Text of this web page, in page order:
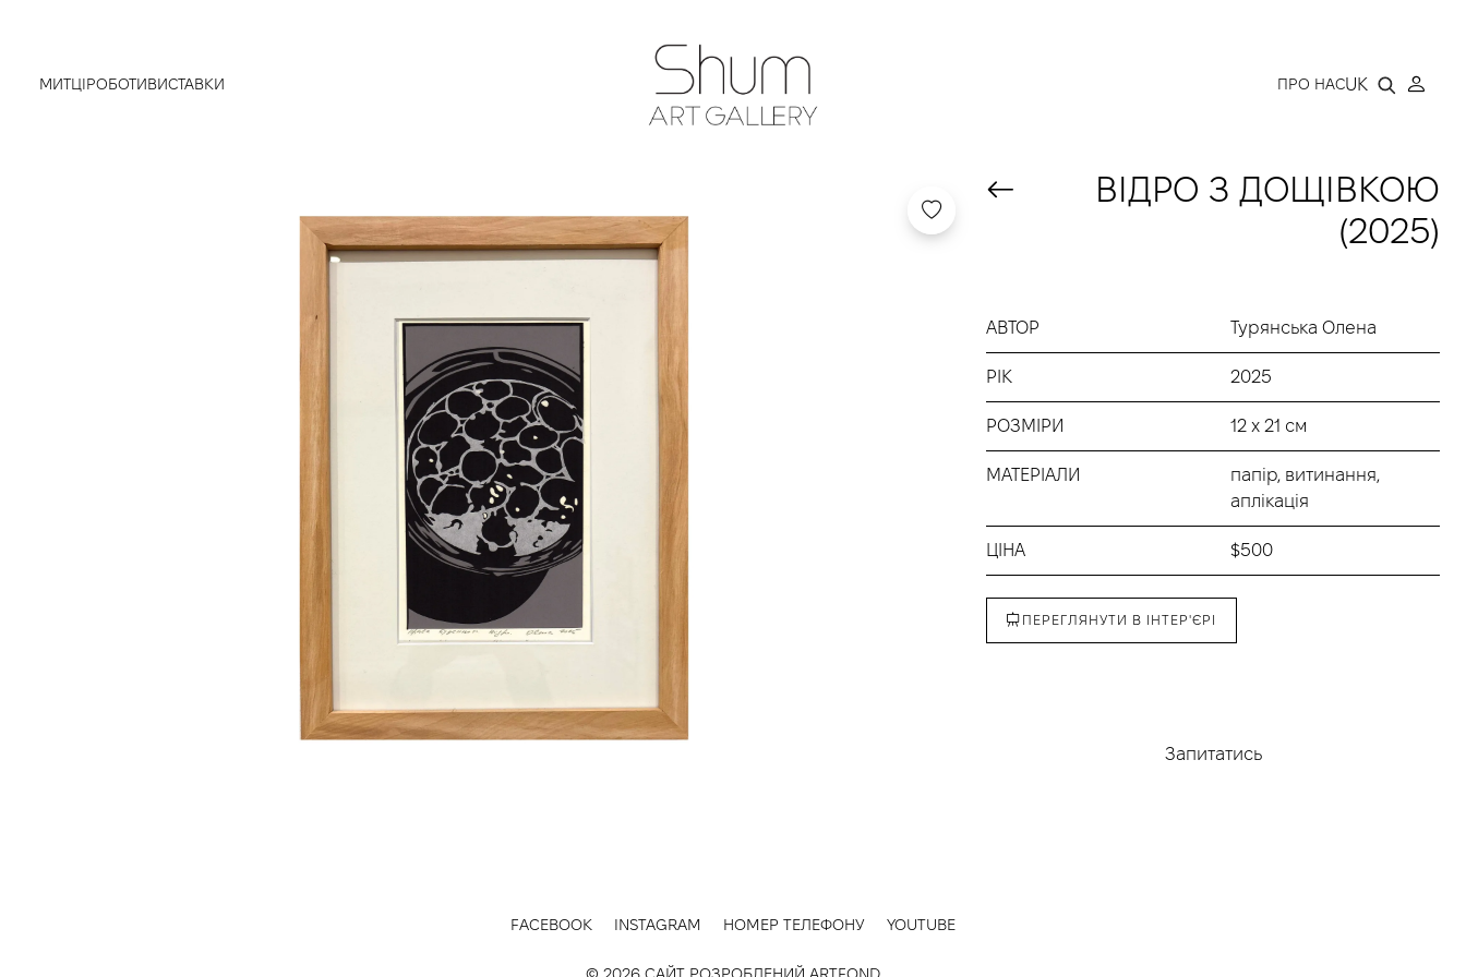
МИТЦІРОБОТИВИСТАВКИ SHUM ART GALLERY ПРО НАСUK
ВІДРО З ДОЩІВКОЮ
(2025)
АВТОР Турянська Олена
РІК 2025
РОЗМІРИ 12 х 21 см
МАТЕРІАЛИ
папір, витинання,
аплікація
ЦІНА $500
ПЕРЕГЛЯНУТИ В ІНТЕР'ЄРІ
Запитатись
FACEBOOK INSTAGRAM НОМЕР ТЕЛЕФОНУ YOUTUBE